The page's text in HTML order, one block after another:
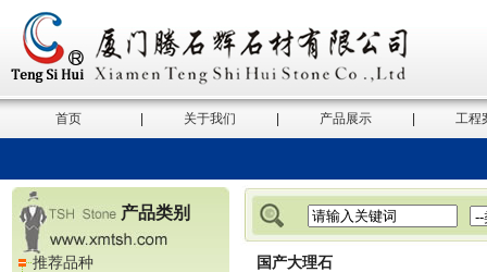
首页 关于我们 产品展示 工程
产品类别
推荐品种
国产大理石